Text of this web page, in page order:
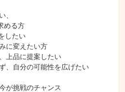
、
める方
したい
に変えたい方
上品に提案したい
、自分の可能性を広げたい
が挑戦のチャンス